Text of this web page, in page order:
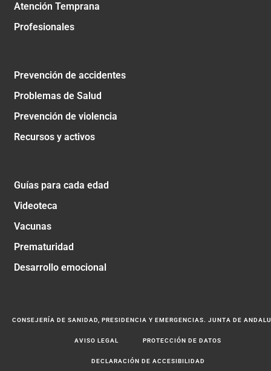
Atención Temprana
Profesionales
Prevención de accidentes
Problemas de Salud
Prevención de violencia
Recursos y activos
Guías para cada edad
Videoteca
Vacunas
Prematuridad
Desarrollo emocional
CONSEJERÍA DE SANIDAD, PRESIDENCIA Y EMERGENCIAS. JUNTA DE
AVISO LEGAL PROTECCIÓN DE DATOS
DECLARACIÓN DE ACCESIBILIDAD